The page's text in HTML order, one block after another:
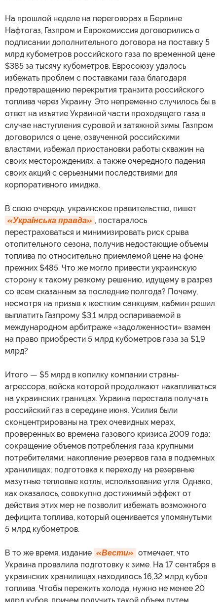
На прошлой неделе на переговорах в Берлине
Нафтогаз, Газпром и Еврокомиссия договорились о
подписании дополнительного договора на поставку 5
млрд кубометров российского газа по временной цене
$385 за тысячу кубометров. Евросоюзу удалось
избежать проблем с поставками газа благодаря
предотвращению перекрытия транзита российского
топлива через Украину. Это непременно случилось бы в
ответ на изъятие Украиной части проходящего газа в
случае наступления суровой и затяжной зимы. Газпром
договорился о цене, озвученной российскими
властями, избежал приостановки работы скважин на
своих месторождениях, а также очередного падения
своих акций с серьезными последствиями для
корпоративного имиджа.
В свою очередь, украинское правительство, пишет
«Украiнська правда» , постаралось
перестраховаться и минимизировать риск срыва
отопительного сезона, получив недостающие объемы
топлива по относительно приемлемой цене на фоне
прежних $485. Что же могло привести украинскую
сторону к такому резкому решению, идущему в разрез
со всем сказанным за последние полгода? Почему,
несмотря на призыв к жестким санкциям, кабмин решил
выплатить Газпрому $3,1 млрд оспариваемой в
международном арбитраже «задолженности» взамен
на право приобрести 5 млрд кубометров газа за $1,9
млрд?
Итого — $5 млрд в копилку компании страны-
агрессора, войска которой продолжают накапливаться
на украинских границах. Украина перестала получать
российский газ в середине июня. Усилия были
сконцентрированы на трех очевидных мерах,
проверенных во времена газового кризиса 2009 года:
сокращение объемов потребления газа крупными
потребителями; накопление резервов газа в подземных
хранилищах; подготовка к переходу на резервные
мазутные тепловые котлы, использование угля. Однако,
как оказалось, совокупно достижимый эффект от
действия этих мер не позволит избежать возможного
дефицита топлива, который оценивается упомянутыми
5 млрд кубометров.
В то же время, издание «Вести» отмечает, что
Украина провалила подготовку к зиме. На 17 сентября в
украинских хранилищах находилось 16,32 млрд кубов
топлива. Чтобы пережить холода, нужно не менее 20